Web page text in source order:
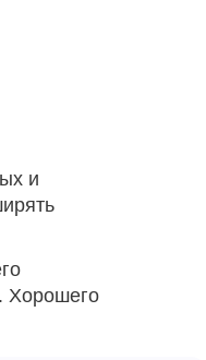
и
Хорошего